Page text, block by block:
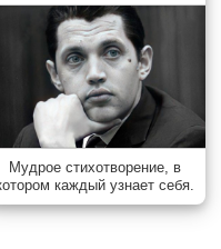
Мудрое стихотворение, в
каждый узнает себя.